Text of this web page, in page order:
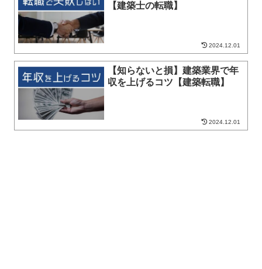
【建築士の転職】
2024.12.01
【知らないと損】建築業界で年
収を上げるコツ【建築転職】
2024.12.01